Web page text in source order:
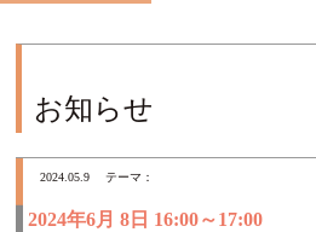
お知らせ
2024.05.9 テーマ：
2024年6月 8日 16:00～17:00